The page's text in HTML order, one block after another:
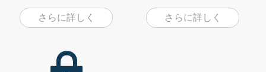
さらに詳しく さらに詳しく